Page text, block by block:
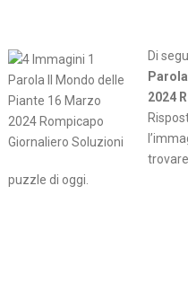
Di
2024
puzzle di oggi.